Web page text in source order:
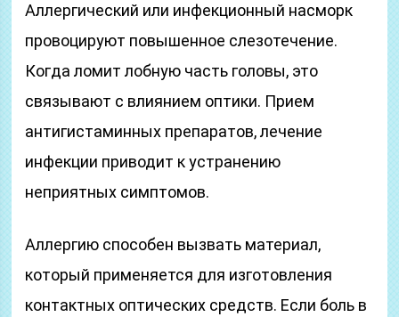
Аллергический или инфекционный насморк
провоцируют повышенное слезотечение.
Когда ломит лобную часть головы, это
связывают с влиянием оптики. Прием
антигистаминных препаратов, лечение
инфекции приводит к устранению
неприятных симптомов.
Аллергию способен вызвать материал,
который применяется для изготовления
контактных оптических средств. Если боль в